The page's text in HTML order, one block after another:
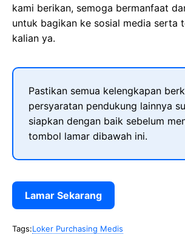
kami berikan, semoga bermanfaat
untuk bagikan ke sosial media serta
kalian ya.
Pastikan semua kelengkapan
persyaratan pendukung lainnya
siapkan dengan baik sebelum
tombol lamar dibawah ini.
Lamar Sekarang
Tags:Loker Purchasing Medis